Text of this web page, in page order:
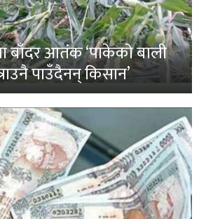
बाँदर आतंक ‘पाकेको बाली
पाउँदैनन् किसान’